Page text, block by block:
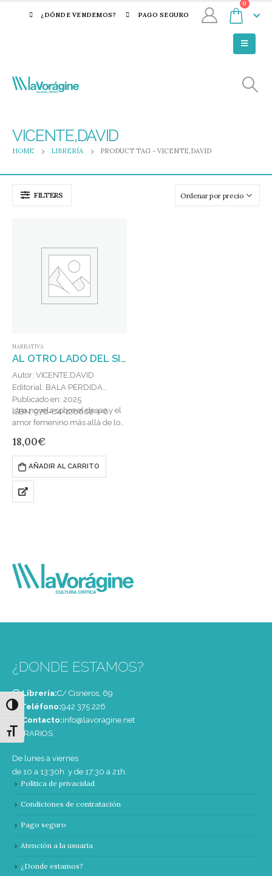
Alternar alto contraste
Alternar tamaño de letra
¿DÓNDE VENDEMOS? PAGO SEGURO
0
VICENTE,DAVID
HOME LIBRERÍA PRODUCT TAG - VICENTE,DAVID
FILTERS
NARRATIVA
AL OTRO LADO DEL SILENCIO
Autor: VICENTE,DAVID
Editorial: BALA PERDIDA
Publicado en: 2025
ISBN: 978-84-128662-1-6
Una novela sobre el deseo y el
amor femenino más allá de los
historia de amor imposible
entre Alicia y…
18,00€
AÑADIR AL CARRITO
¿DONDE ESTAMOS?
Librería:C/ Cisneros, 69
Teléfono:‭942 375 226‬
Contacto:info@lavoragine.net
HORARIOS
De lunes a viernes
de 10 a 13:30h. y de 17:30 a 21h.
Política de privacidad
Condiciones de contratación
Pago seguro
Atención a la usuaria
¿Donde estamos?